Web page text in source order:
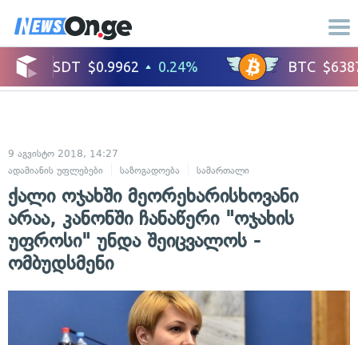
9 აგვისტო 2018, 14:27
ადამიანის უფლებები
საზოგადოება სამართალი
ქალი ოჯახში მეორეხარისხოვანი
არაა, კანონში ჩანაწერი "ოჯახის
უფროსი" უნდა შეიცვალოს -
ომბუდსმენი